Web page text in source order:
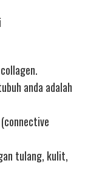
anda adalah
tulang, kulit,